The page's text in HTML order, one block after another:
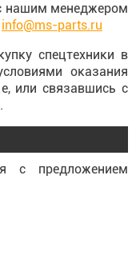
нашим менеджером
info@ms-parts.ru
спецтехники в
оказания
или связавшись с
с предложением